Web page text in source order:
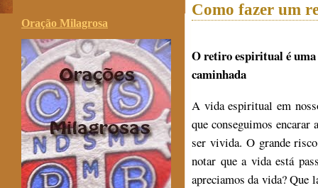
Oração Milagrosa
Como fazer um
O retiro espiritual é uma
caminhada
A vida espiritual em
que conseguimos encarar
ser vivida. O grande
notar que a vida está
apreciamos da vida? Que